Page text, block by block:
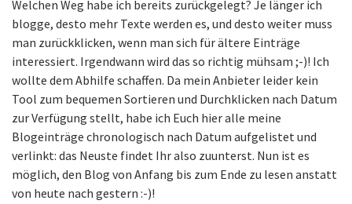
Welchen Weg habe ich bereits zurückgelegt? Je länger ich
blogge, desto mehr Texte werden es, und desto weiter muss
man zurückklicken, wenn man sich für ältere Einträge
interessiert. Irgendwann wird das so richtig mühsam ;-)! Ich
wollte dem Abhilfe schaffen. Da mein Anbieter leider kein
Tool zum bequemen Sortieren und Durchklicken nach Datum
zur Verfügung stellt, habe ich Euch hier alle meine
Blogeinträge chronologisch nach Datum aufgelistet und
verlinkt: das Neuste findet Ihr also zuunterst. Nun ist es
möglich, den Blog von Anfang bis zum Ende zu lesen anstatt
von heute nach gestern :-)!